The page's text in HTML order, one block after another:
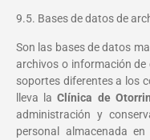
9.5. Bases de datos de
Son las bases de datos
archivos o información de
soportes diferentes a los
lleva laClínica de
administración y
personal almacenada